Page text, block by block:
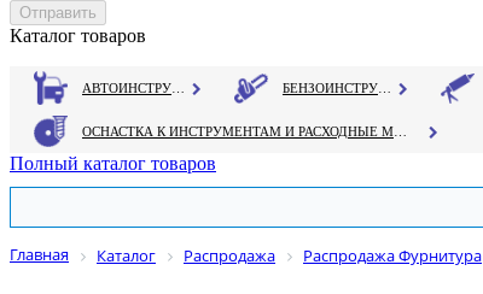
Каталог товаров
Полный каталог товаров
Главная Каталог Распродажа Распродажа Фурнитура